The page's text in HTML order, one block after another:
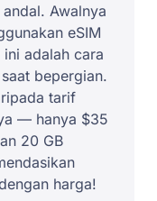
Awalnya
eSIM
adalah cara
bepergian.
tarif
— hanya $35
20 GB
harga!